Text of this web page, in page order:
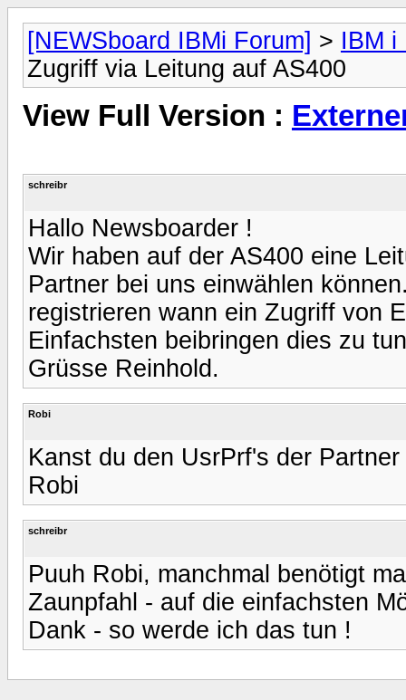
[NEWSboard IBMi Forum] > IBM i
Zugriff via Leitung auf AS400
View Full Version :
schreibr
Hallo Newsboarder !
Wir haben auf der AS400 eine
Partner bei uns einwählen
registrieren wann ein Zugriff von
Einfachsten beibringen dies zu
Grüsse Reinhold.
Robi
Kanst du den UsrPrf's der
Robi
schreibr
Puuh Robi, manchmal benötigt
Zaunpfahl - auf die einfachsten
Dank - so werde ich das tun !